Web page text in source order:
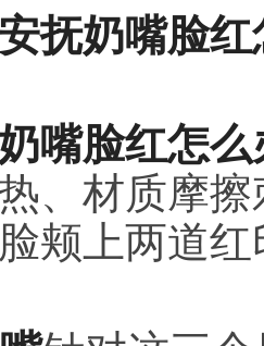
抚奶嘴脸
嘴脸红怎么
、材质摩
颊上两道